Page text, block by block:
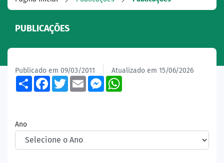
PUBLICAÇÕES
Publicado em 09/03/2011 Atualizado em 15/06/2026
ShareFacebook
TwitterEmailMessenger
Ano